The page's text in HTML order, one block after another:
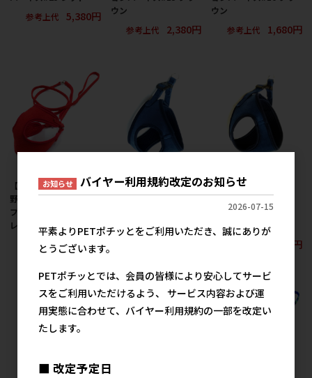
参考上代
5,380円
ウン
参考上代
2,380円
ウン
参考上代
1,680円
【アウトレット】［岡
野製作所］グレイスソ
フトハーネスリードSS
レッド
参考上代
2,480円
【アウトレット】［岡
野製作所］グレイスソ
ー
【アウトレット】［岡
野製作所］グレイスソ
フトハーネスS ネイビ
2,480円
お知らせ バイヤー利用規約改定のお知らせ
2026-07-15
平素よりPETポチッとをご利用いただき、誠にありが
とうございます。
PETポチッとでは、会員の皆様により安心してサービ
スをご利用いただけるよう、 サービス内容および運
用実態に合わせて、バイヤー利用規約の一部を改定い
たします。
■ 改定予定日